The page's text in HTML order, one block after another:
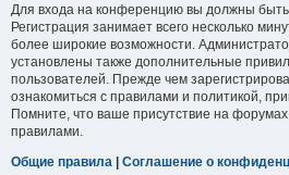
Для входа на конференцию вы должны быть
Регистрация занимает всего несколько
более широкие возможности.
установлены также дополнительные
пользователей. Прежде чем
ознакомиться с правилами и политикой,
Помните, что ваше присутствие на форумах
правилами.
Общие правила | Соглашение о